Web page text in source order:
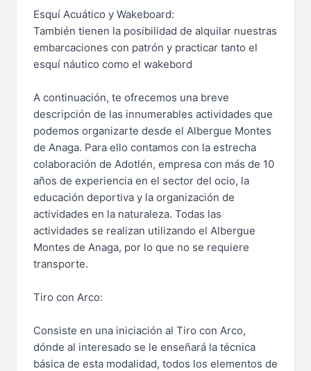
Esquí Acuático y Wakeboard:
También tienen la posibilidad de alquilar nuestras
embarcaciones con patrón y practicar tanto el
esquí náutico como el wakebord
A continuación, te ofrecemos una breve
descripción de las innumerables actividades que
podemos organizarte desde el Albergue Montes
de Anaga. Para ello contamos con la estrecha
colaboración de Adotlén, empresa con más de 10
años de experiencia en el sector del ocio, la
educación deportiva y la organización de
actividades en la naturaleza. Todas las
actividades se realizan utilizando el Albergue
Montes de Anaga, por lo que no se requiere
transporte.
Tiro con Arco:
Consiste en una iniciación al Tiro con Arco,
dónde al interesado se le enseñará la técnica
básica de esta modalidad, todos los elementos de